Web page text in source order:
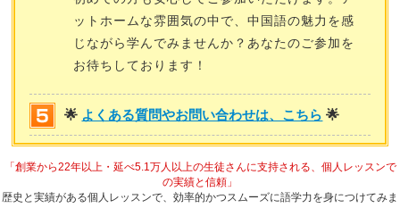
ットホームな雰囲気の中で、中国語の魅力を感
じながら学んでみませんか？あなたのご参加を
お待ちしております！
🌟 よくある質問やお問い合わせは、こちら 🌟
「創業から22年以上・延べ5.1万人以上の生徒さんに支持される、個人レッスンで
の実績と信頼」
歴史と実績がある個人レッスンで、効率的かつスムーズに語学力を身につけてみま